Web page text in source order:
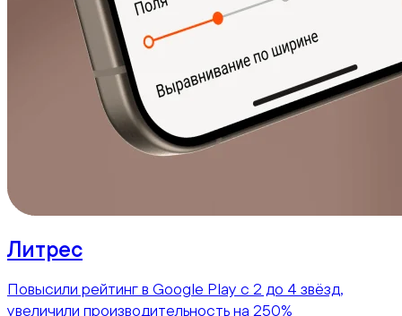
Литрес
Повысили рейтинг в Google Play с 2 до 4 звёзд,
увеличили производительность на 250%